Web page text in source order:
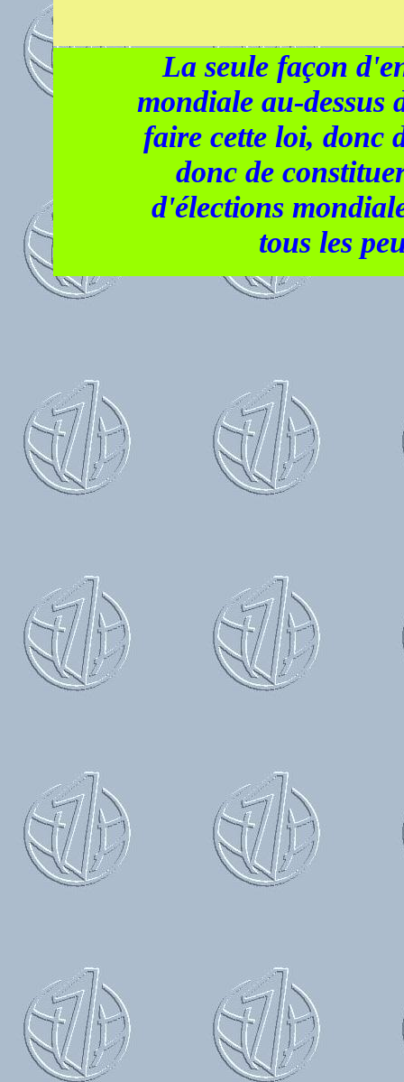
La seule façon
mondiale au-dessus
faire cette loi, donc
donc de
d'élections
tous les